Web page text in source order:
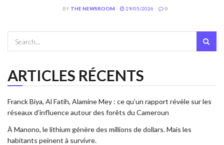
BY THE NEWSROOM 29/05/2026 0
ARTICLES RÉCENTS
Franck Biya, Al Fatih, Alamine Mey : ce qu’un rapport révèle sur les
réseaux d’influence autour des forêts du Cameroun
À Manono, le lithium génère des millions de dollars. Mais les
habitants peinent à survivre.